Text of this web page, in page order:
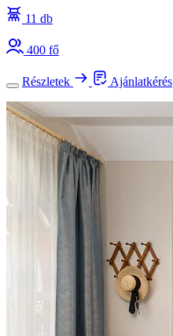
11 db
400 fő
Részletek Ajánlatkérés